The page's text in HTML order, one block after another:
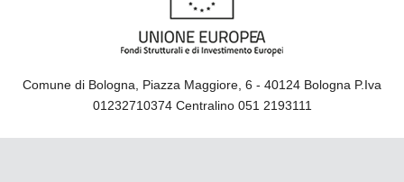
Comune di Bologna, Piazza Maggiore, 6 - 40124 Bologna P.Iva
01232710374 Centralino 051 2193111